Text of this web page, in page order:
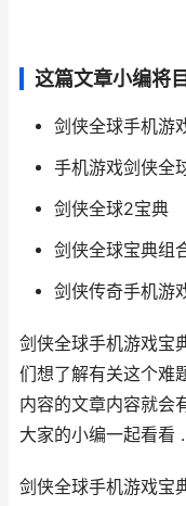
这篇文章小编将
剑侠全球手机游
手机游戏剑侠全
剑侠全球2宝典
剑侠全球宝典组
剑侠传奇手机游
剑侠全球手机游戏宝
们想了解有关这个难
内容的文章内容就会
大家的小编一起看看
剑侠全球手机游戏宝